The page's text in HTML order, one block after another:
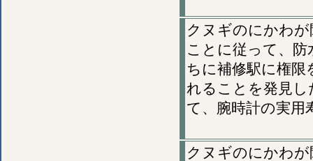
クヌギのにかわ
ことに従って、防
ちに補修駅に権
れることを発見
て、腕時計の実用
クヌギのにかわ